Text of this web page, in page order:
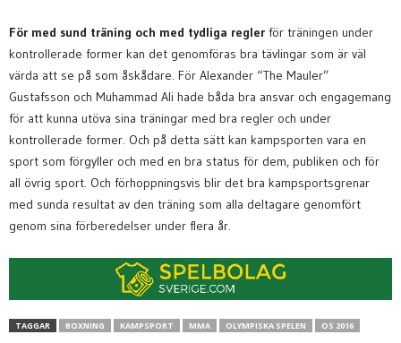
För med sund träning och med tydliga regler för träningen under
kontrollerade former kan det genomföras bra tävlingar som är väl
värda att se på som åskådare. För Alexander “The Mauler”
Gustafsson och Muhammad Ali hade båda bra ansvar och engagemang
för att kunna utöva sina träningar med bra regler och under
kontrollerade former. Och på detta sätt kan kampsporten vara en
sport som förgyller och med en bra status för dem, publiken och för
all övrig sport. Och förhoppningsvis blir det bra kampsportsgrenar
med sunda resultat av den träning som alla deltagare genomfört
genom sina förberedelser under flera år.
TAGGAR BOXNING KAMPSPORT MMA OLYMPISKA SPELEN OS 2016